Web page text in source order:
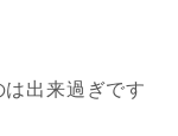
出来過ぎです